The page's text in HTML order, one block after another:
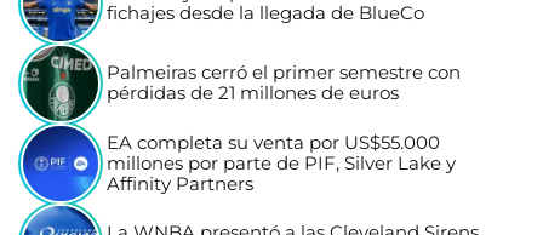
fichajes desde la llegada de BlueCo
Palmeiras cerró el primer semestre con
pérdidas de 21 millones de euros
EA completa su venta por US$55.000
millones por parte de PIF, Silver Lake y
Affinity Partners